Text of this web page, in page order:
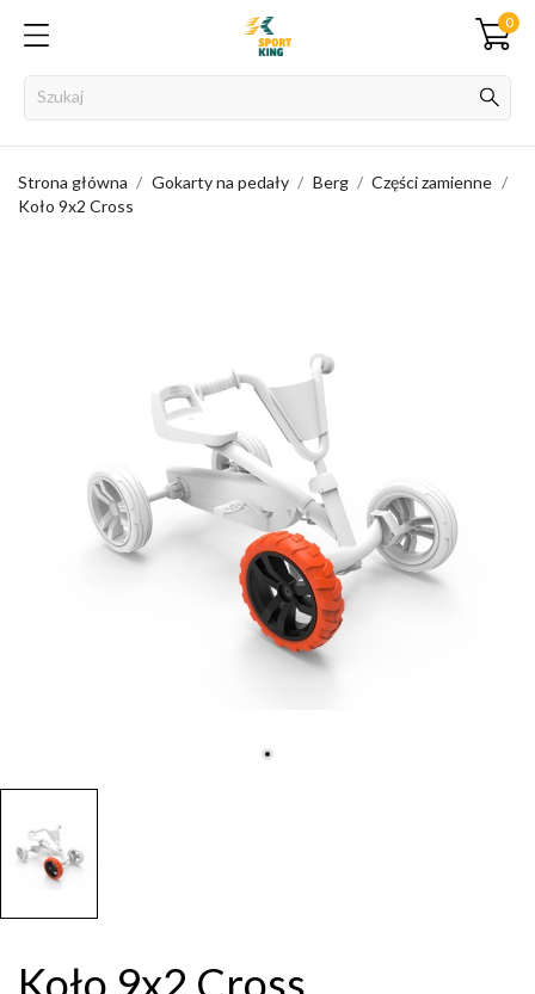
0
Strona główna Gokarty na pedały Berg
Części zamienne
Koło 9x2 Cross
Koło 9x2 Cross